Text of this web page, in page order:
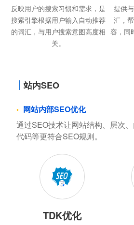
反映用户的搜索习惯和需求，是
搜索引擎根据用户输入自动推荐
的词汇，与用户搜索意图高度相
关。
提供
汇，
容，同
站内SEO
网站内部SEO优化
通过SEO技术让网站结构、层次
代码等更符合SEO规则。
TDK优化